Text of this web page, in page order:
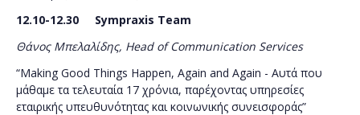
12.10-12.30
Sympraxis Team
Θάνος Μπελαλίδης, Head of Communication Services
“Making Good Things Happen, Again and Again - Αυτά που
μάθαμε τα τελευταία 17 χρόνια, παρέχοντας υπηρεσίες
εταιρικής υπευθυνότητας και κοινωνικής συνεισφοράς”